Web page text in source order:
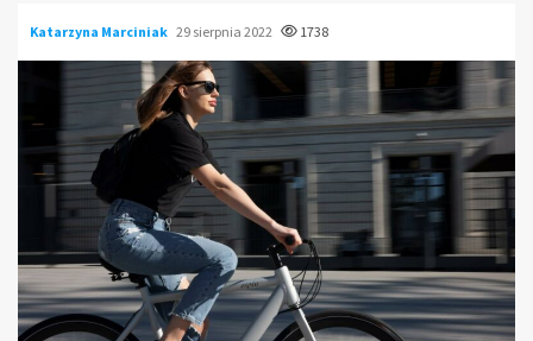
Katarzyna Marciniak 29 sierpnia 2022 1738